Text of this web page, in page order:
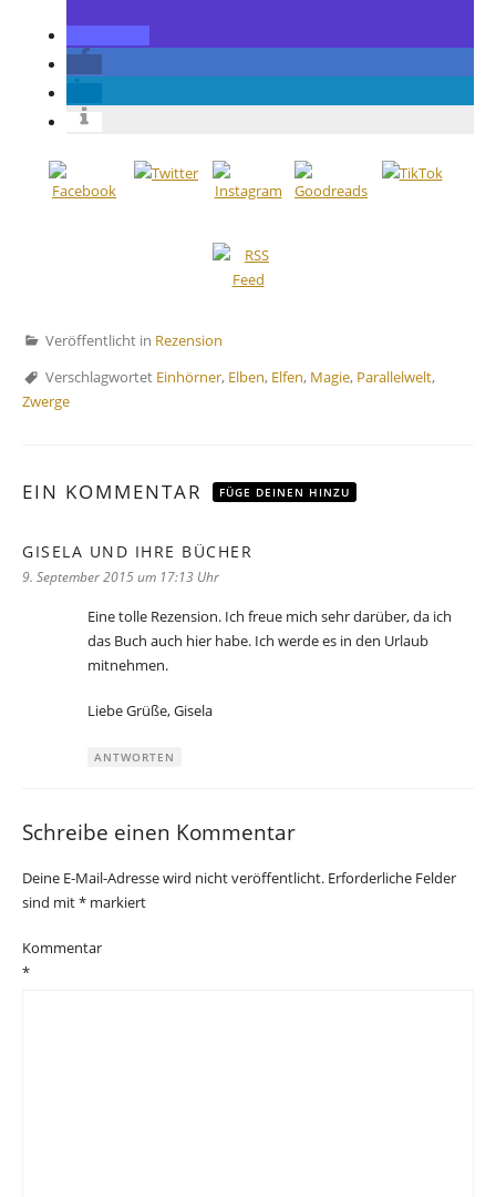
Veröffentlicht in Rezension
Verschlagwortet Einhörner, Elben, Elfen, Magie, Parallelwelt,
Zwerge
EIN KOMMENTAR FÜGE DEINEN HINZU
GISELA UND IHRE BÜCHER
9. September 2015 um 17:13 Uhr
Eine tolle Rezension. Ich freue mich sehr darüber, da ich
das Buch auch hier habe. Ich werde es in den Urlaub
mitnehmen.
Liebe Grüße, Gisela
ANTWORTEN
Schreibe einen Kommentar
Deine E-Mail-Adresse wird nicht veröffentlicht. Erforderliche Felder
sind mit* markiert
Kommentar
*